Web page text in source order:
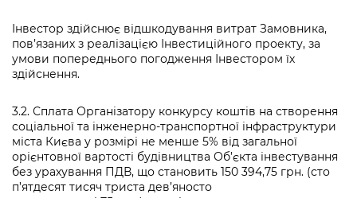
Інвестор здійснює відшкодування витрат Замовника,
пов’язаних з реалізацією Інвестиційного проекту, за
умови попереднього погодження Інвестором їх
здійснення.
3.2. Сплата Організатору конкурсу коштів на створення
соціальної та інженерно-транспортної інфраструктури
міста Києва у розмірі не менше 5% від загальної
орієнтовної вартості будівництва Об’єкта інвестування
без урахування ПДВ, що становить 150 394,75 грн. (сто
п’ятдесят тисяч триста дев’яносто